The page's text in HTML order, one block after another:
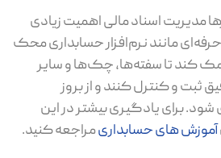
اسناد مالی اهمیت زیادی
مانند نرم‌افزار حسابداری محک
تا سفته‌ها، چک‌ها و سایر
و کنترل کنند و از بروز
یادگیری بیشتر در این
های حسابداریمراجعه کنید.